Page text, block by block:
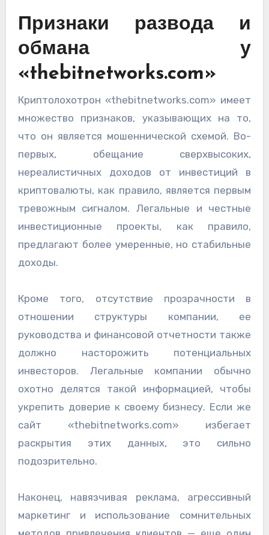
Признаки развода и
обмана у
«thebitnetworks.com»
Криптолохотрон «thebitnetworks.com» имеет
множество признаков, указывающих на то,
что он является мошеннической схемой. Во-
первых, обещание сверхвысоких,
нереалистичных доходов от инвестиций в
криптовалюты, как правило, является первым
тревожным сигналом. Легальные и честные
инвестиционные проекты, как правило,
предлагают более умеренные, но стабильные
доходы.
Кроме того, отсутствие прозрачности в
отношении структуры компании, ее
руководства и финансовой отчетности также
должно насторожить потенциальных
инвесторов. Легальные компании обычно
охотно делятся такой информацией, чтобы
укрепить доверие к своему бизнесу. Если же
сайт «thebitnetworks.com» избегает
раскрытия этих данных, это сильно
подозрительно.
Наконец, навязчивая реклама, агрессивный
маркетинг и использование сомнительных